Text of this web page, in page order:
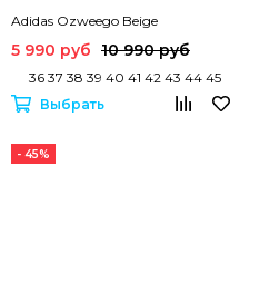
Adidas Ozweego Beige
5 990 руб 10 990 руб
36 37 38 39 40 41 42 43 44 45
Выбрать
- 45%